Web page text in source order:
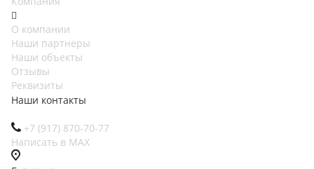
О компании
Наши партнеры
Наши объекты
Отзывы
Реквизиты
Наши контакты
+7 (917) 870-70-77
Написать в МАХ